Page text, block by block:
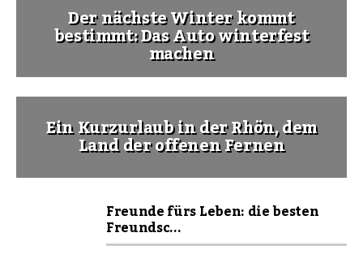
Der nächste Winter kommt
bestimmt: Das Auto winterfest
machen
Ein Kurzurlaub in der Rhön, dem
Land der offenen Fernen
Freunde fürs Leben: die besten
Freundsc...